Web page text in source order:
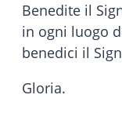
Benedite il
in ogni luogo
benedici il
Gloria.